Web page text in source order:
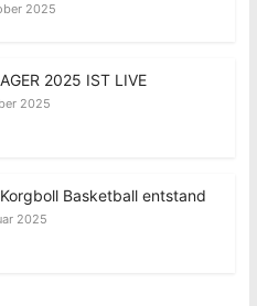
2025
2025 IST LIVE
2025
Basketball entstand
2025